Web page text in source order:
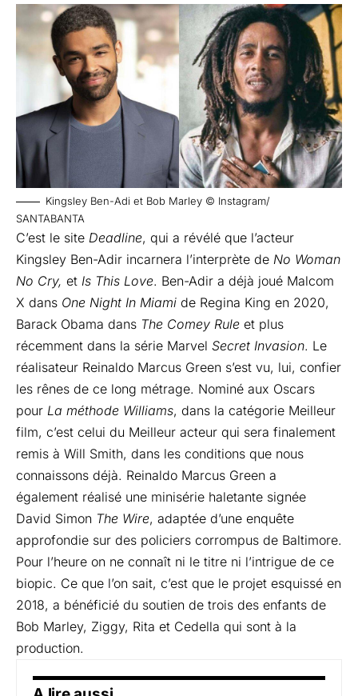
Kingsley Ben-Adi et Bob Marley © Instagram/
SANTABANTA
C’est le site Deadline, qui a révélé que l’acteur
Kingsley Ben-Adir incarnera l’interprète de No Woman
No Cry, et Is This Love. Ben-Adir a déjà joué Malcom
X dans One Night In Miami de Regina King en 2020,
Barack Obama dans The Comey Rule et plus
récemment dans la série Marvel Secret Invasion. Le
réalisateur Reinaldo Marcus Green s’est vu, lui, confier
les rênes de ce long métrage. Nominé aux Oscars
pour La méthode Williams, dans la catégorie Meilleur
film, c’est celui du Meilleur acteur qui sera finalement
remis à Will Smith, dans les conditions que nous
connaissons déjà. Reinaldo Marcus Green a
également réalisé une minisérie haletante signée
David Simon The Wire, adaptée d’une enquête
approfondie sur des policiers corrompus de Baltimore.
Pour l’heure on ne connaît ni le titre ni l’intrigue de ce
biopic. Ce que l’on sait, c’est que le projet esquissé en
2018, a bénéficié du soutien de trois des enfants de
Bob Marley, Ziggy, Rita et Cedella qui sont à la
production.